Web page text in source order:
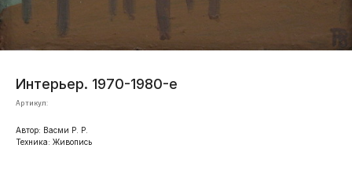
Интерьер. 1970-1980-е
Артикул:
Автор: Васми Р. Р.
Техника: Живопись